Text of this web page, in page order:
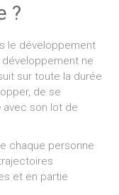
?
le développement
développement ne
sur toute la durée
de se
avec son lot de
chaque personne
et en partie